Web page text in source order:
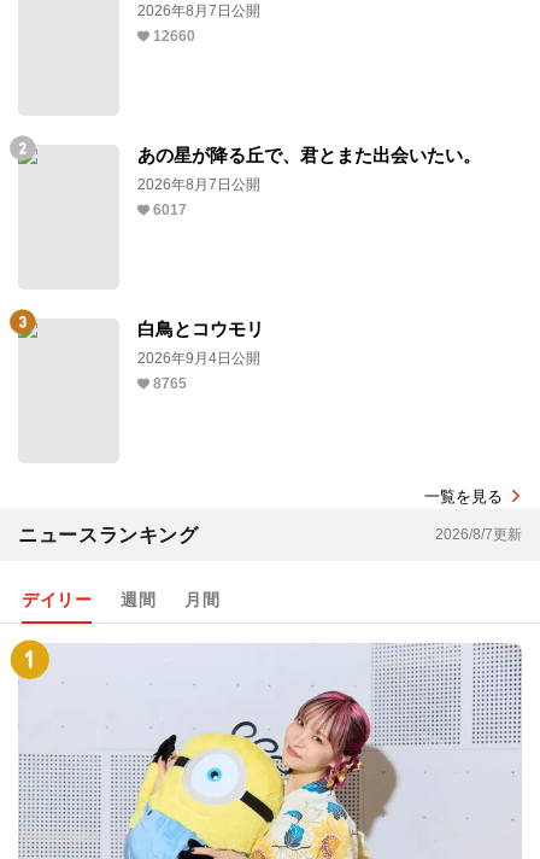
2026年8月7日公開
12660
あの星が降る丘で、君とまた出会いたい。
2026年8月7日公開
6017
白鳥とコウモリ
2026年9月4日公開
8765
一覧を見る
ニュースランキング 2026/8/7更新
デイリー 週間 月間